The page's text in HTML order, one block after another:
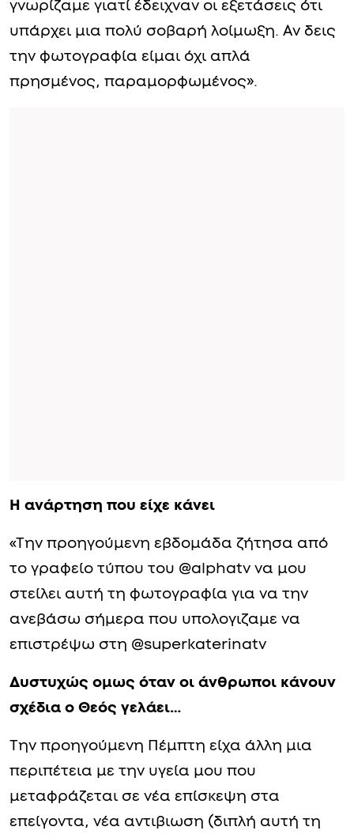
γνωρίζαμε γιατί έδειχναν οι εξετάσεις ότι
υπάρχει μια πολύ σοβαρή λοίμωξη. Αν δεις
την φωτογραφία είμαι όχι απλά
πρησμένος, παραμορφωμένος».
Η ανάρτηση που είχε κάνει
«Την προηγούμενη εβδομάδα ζήτησα από
το γραφείο τύπου του @alphatv να μου
στείλει αυτή τη φωτογραφία για να την
ανεβάσω σήμερα που υπολογιζαμε να
επιστρέψω στη @superkaterinatv
Δυστυχώς ομως όταν οι άνθρωποι κάνουν
σχέδια ο Θεός γελάει…
Την προηγούμενη Πέμπτη είχα άλλη μια
περιπέτεια με την υγεία μου που
μεταφράζεται σε νέα επίσκεψη στα
επείγοντα, νέα αντιβιωση (διπλή αυτή τη